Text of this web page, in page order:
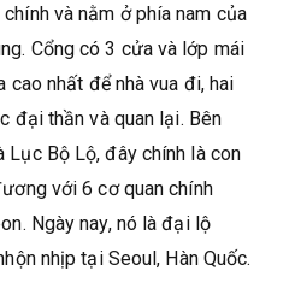
và nằm ở phía nam của
Cổng có 3 cửa và lớp mái
nhất để nhà vua đi, hai
đại thần và quan lại. Bên
Lục Bộ Lộ, đây chính là con
với 6 cơ quan chính
Ngày nay, nó là đại lộ
nhịp tại Seoul, Hàn Quốc.